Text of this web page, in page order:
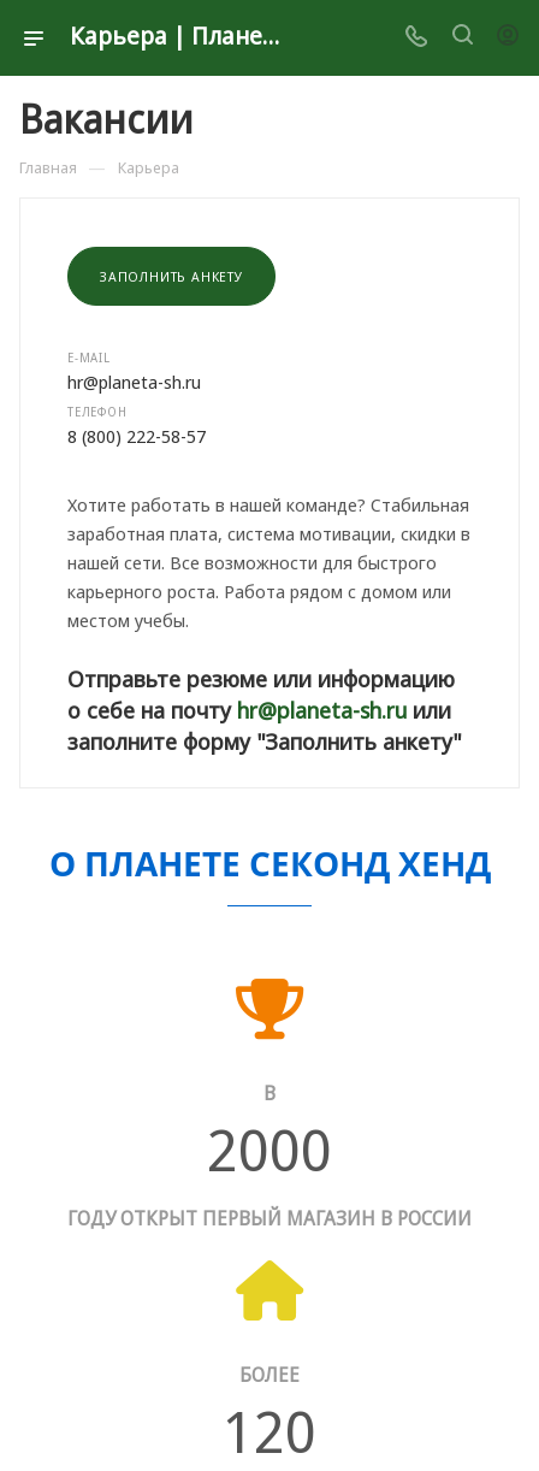
Карьера | Планета Секонд Хенд
Вакансии
Главная — Карьера
ЗАПОЛНИТЬ АНКЕТУ
E-MAIL
hr@planeta-sh.ru
ТЕЛЕФОН
8 (800) 222-58-57
Хотите работать в нашей команде? Стабильная
заработная плата, система мотивации, скидки в
нашей сети. Все возможности для быстрого
карьерного роста. Работа рядом с домом или
местом учебы.
Отправьте резюме или информацию
о себе на почту hr@planeta-sh.ru или
заполните форму "Заполнить анкету"
О ПЛАНЕТЕ СЕКОНД ХЕНД
В
2000
ГОДУ ОТКРЫТ ПЕРВЫЙ МАГАЗИН В РОССИИ
БОЛЕЕ
120